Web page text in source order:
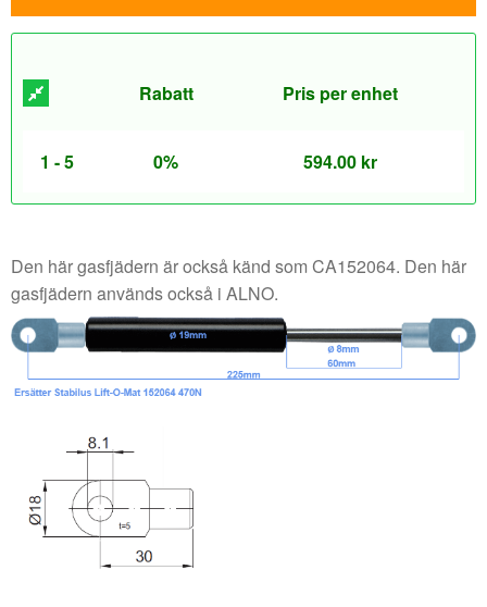
Rabatt Pris per enhet
1 - 5 0% 594.00 kr
Den här gasfjädern är också känd som CA152064. Den här
gasfjädern används också i ALNO.